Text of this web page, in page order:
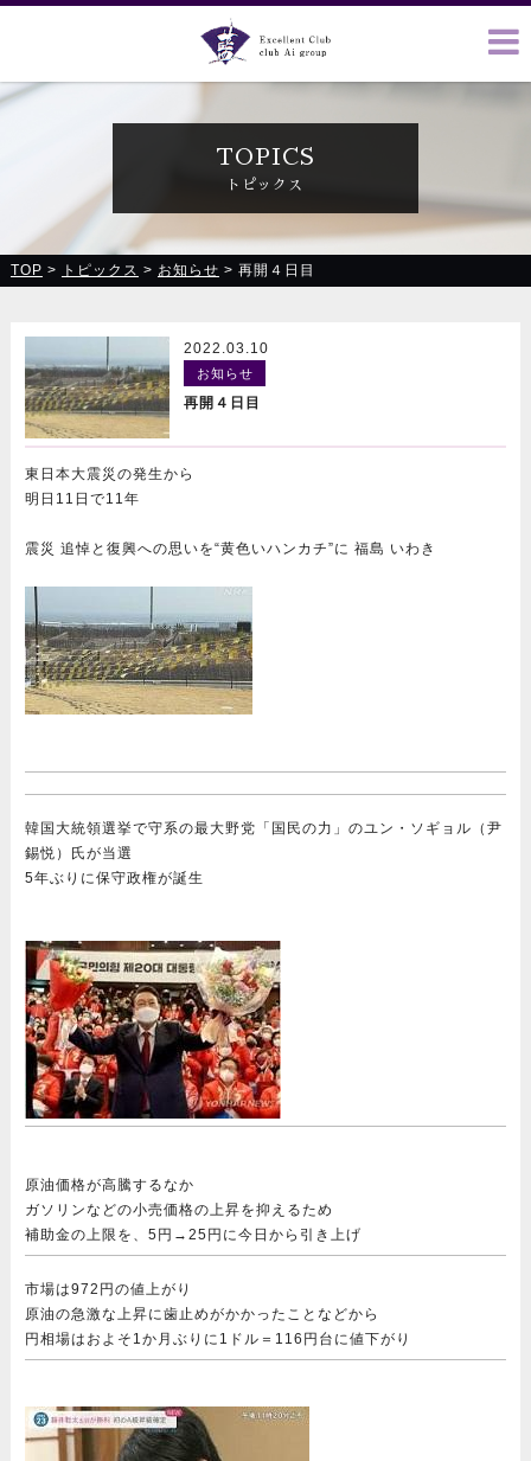
クラブ藍(あい)、クラブ恋(れん)、ルミナス、浪漫館で皆様の
お越しをお待ちしております
TOPICS
トピックス
TOP > トピックス > お知らせ > 再開４日目
2022.03.10
お知らせ
再開４日目
東日本大震災の発生から
明日11日で11年
震災 追悼と復興への思いを“黄色いハンカチ”に 福島 いわき
韓国大統領選挙で守系の最大野党「国民の力」のユン・ソギョル（尹
錫悦）氏が当選
5年ぶりに保守政権が誕生
原油価格が高騰するなか
ガソリンなどの小売価格の上昇を抑えるため
補助金の上限を、5円→25円に今日から引き上げ
市場は972円の値上がり
原油の急激な上昇に歯止めがかかったことなどから
円相場はおよそ1か月ぶりに1ドル＝116円台に値下がり